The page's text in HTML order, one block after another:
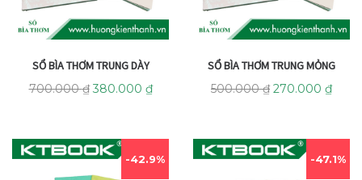
SỔ BÌA THƠM TRUNG DÀY
700.000₫ 380.000 ₫
SỔ BÌA THƠM TRUNG MỎNG
500.000₫ 270.000 ₫
42.9% 47.1%